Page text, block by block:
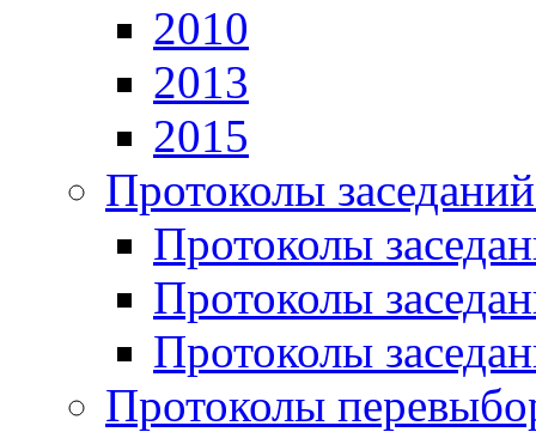
2010
2013
2015
Протоколы
Протоколы
Протоколы
Протоколы
Протоколы